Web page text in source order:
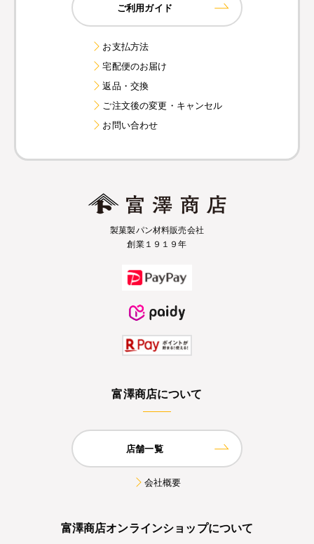
ご利用ガイド
お支払方法
宅配便のお届け
返品・交換
ご注文後の変更・キャンセル
お問い合わせ
製菓製パン材料販売会社
創業１９１９年
富澤商店について
店舗一覧
会社概要
富澤商店オンラインショップについて